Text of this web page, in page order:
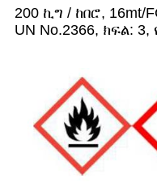
200 ኪግ / ከበሮ, 16mt/
UN No.2366, ክፍል: